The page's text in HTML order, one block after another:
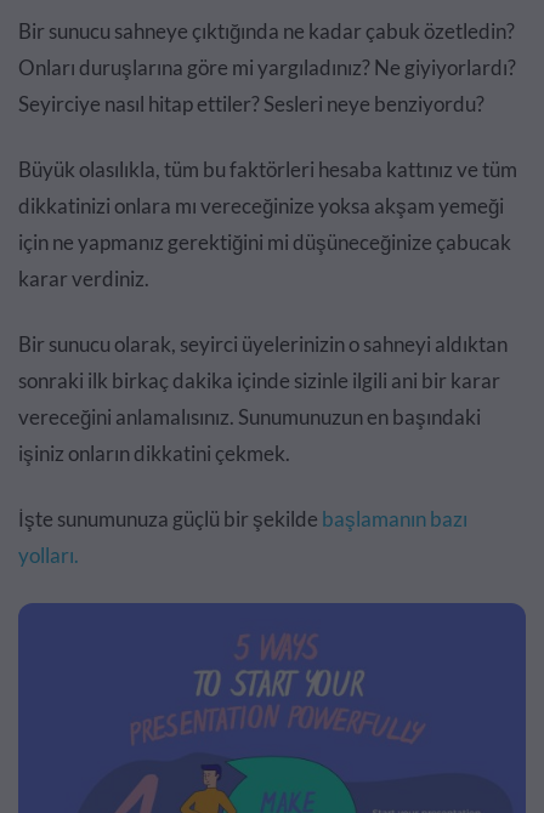
Bir sunucu sahneye çıktığında ne kadar çabuk özetledin?
Onları duruşlarına göre mi yargıladınız? Ne giyiyorlardı?
Seyirciye nasıl hitap ettiler? Sesleri neye benziyordu?
Büyük olasılıkla, tüm bu faktörleri hesaba kattınız ve tüm
dikkatinizi onlara mı vereceğinize yoksa akşam yemeği
için ne yapmanız gerektiğini mi düşüneceğinize çabucak
karar verdiniz.
Bir sunucu olarak, seyirci üyelerinizin o sahneyi aldıktan
sonraki ilk birkaç dakika içinde sizinle ilgili ani bir karar
vereceğini anlamalısınız. Sunumunuzun en başındaki
işiniz onların dikkatini çekmek.
İşte sunumunuza güçlü bir şekilde başlamanın bazı
yolları.